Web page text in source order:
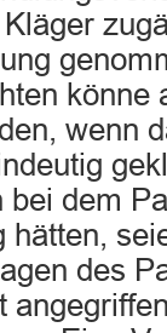
könne
wenn
bei dem
des